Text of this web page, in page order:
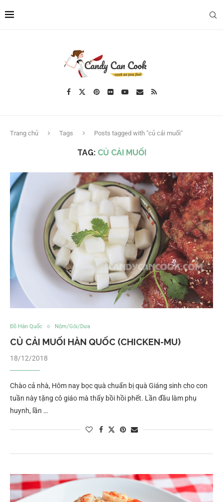
Trang chủ Tags Posts tagged with "củ cải muối"
TAG: CỦ CẢI MUỐI
Đồ Hàn Quốc Nộm/Gỏi/Dưa
CỦ CẢI MUỐI HÀN QUỐC (CHICKEN-MU)
18/12/2018
Chào cả nhà, Hôm nay bọc quà chuẩn bị quà Giáng sinh cho con
tuần này tặng cô giáo mà thấy bồi hồi phết. Lần đầu làm phụ
huynh, lần …